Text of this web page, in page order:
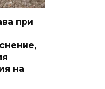
при
на